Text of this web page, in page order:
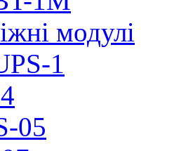
модулі
1
05